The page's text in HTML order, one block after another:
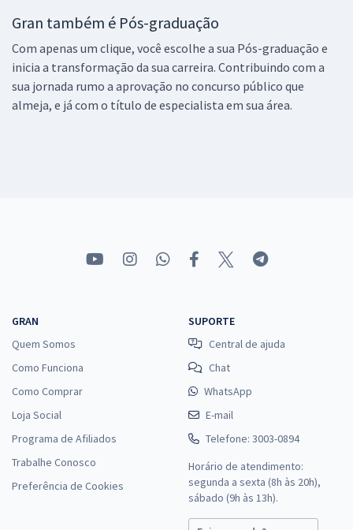
Gran também é Pós-graduação
Com apenas um clique, você escolhe a sua Pós-graduação e
inicia a transformação da sua carreira. Contribuindo com a
sua jornada rumo a aprovação no concurso público que
almeja, e já com o título de especialista em sua área.
GRAN
Quem Somos
Como Funciona
Como Comprar
Loja Social
Programa de Afiliados
Trabalhe Conosco
Preferência de Cookies
SUPORTE
Central de ajuda
Chat
WhatsApp
E-mail
Telefone: 3003-0894
Horário de atendimento:
segunda a sexta (8h às 20h),
sábado (9h às 13h).